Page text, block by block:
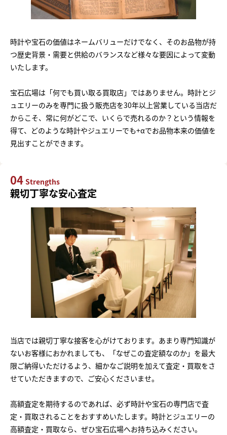
時計や宝石の価値はネームバリューだけでなく、そのお品物が持
つ歴史背景・需要と供給のバランスなど様々な要因によって変動
いたします。
宝石広場は「何でも買い取る買取店」ではありません。時計とジ
ュエリーのみを専門に扱う販売店を30年以上営業している当店だ
からこそ、常に何がどこで、いくらで売れるのか？という情報を
得て、どのような時計やジュエリーでも+αでお品物本来の価値を
見出すことができます。
04 Strengths
親切丁寧な安心査定
当店では親切丁寧な接客を心がけております。あまり専門知識が
ないお客様におかれましても、「なぜこの査定額なのか」を最大
限ご納得いただけるよう、細かなご説明を加えて査定・買取をさ
せていただきますので、ご安心くださいませ。
高額査定を期待するのであれば、必ず時計や宝石の専門店で査
定・買取されることをおすすめいたします。時計とジュエリーの
高額査定・買取なら、ぜひ宝石広場へお持ち込みください。